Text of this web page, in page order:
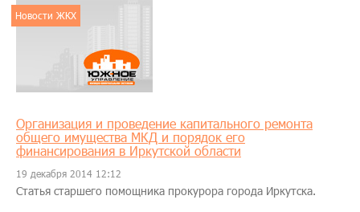
Новости ЖКХ
Организация и проведение капитального ремонта
общего имущества МКД и порядок его
финансирования в Иркутской области
19 декабря 2014 12:12
Статья старшего помощника прокурора города Иркутска.